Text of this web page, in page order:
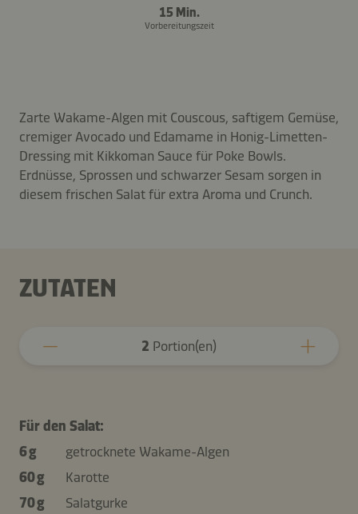
15 Min.
Vorbereitungszeit
Zarte Wakame-Algen mit Couscous, saftigem Gemüse,
cremiger Avocado und Edamame in Honig-Limetten-
Dressing mit Kikkoman Sauce für Poke Bowls.
Erdnüsse, Sprossen und schwarzer Sesam sorgen in
diesem frischen Salat für extra Aroma und Crunch.
ZUTATEN
2 Portion(en)
Für den Salat:
6 g
getrocknete Wakame-Algen
60 g
Karotte
70 g
Salatgurke